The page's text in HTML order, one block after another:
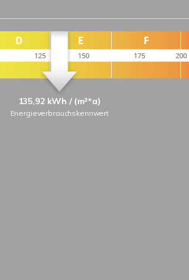
135,92 kWh / (m²*a)
Energieverbrauchskennwert